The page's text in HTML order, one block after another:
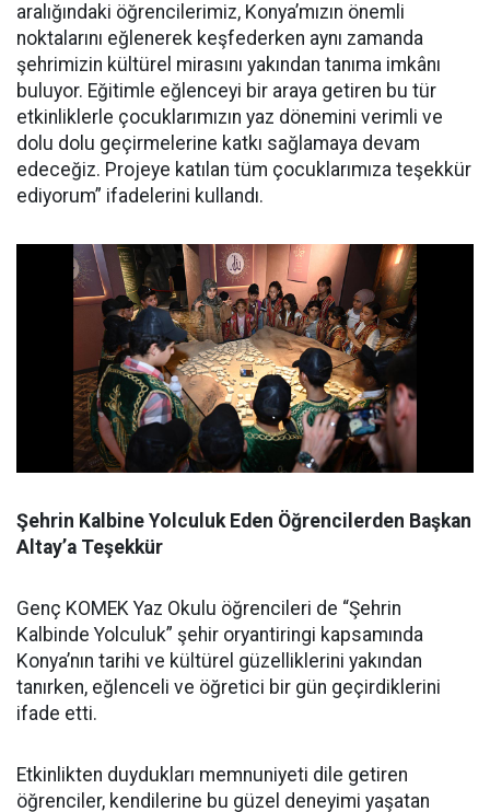
aralığındaki öğrencilerimiz, Konya’mızın önemli
noktalarını eğlenerek keşfederken aynı zamanda
şehrimizin kültürel mirasını yakından tanıma imkânı
buluyor. Eğitimle eğlenceyi bir araya getiren bu tür
etkinliklerle çocuklarımızın yaz dönemini verimli ve
dolu dolu geçirmelerine katkı sağlamaya devam
edeceğiz. Projeye katılan tüm çocuklarımıza teşekkür
ediyorum” ifadelerini kullandı.
Şehrin Kalbine Yolculuk Eden Öğrencilerden Başkan
Altay’a Teşekkür
Genç KOMEK Yaz Okulu öğrencileri de “Şehrin
Kalbinde Yolculuk” şehir oryantiringi kapsamında
Konya’nın tarihi ve kültürel güzelliklerini yakından
tanırken, eğlenceli ve öğretici bir gün geçirdiklerini
ifade etti.
Etkinlikten duydukları memnuniyeti dile getiren
öğrenciler, kendilerine bu güzel deneyimi yaşatan